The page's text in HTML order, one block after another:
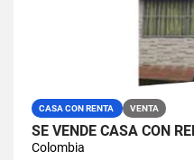
CASA CON RENTA VENTA
Colombia